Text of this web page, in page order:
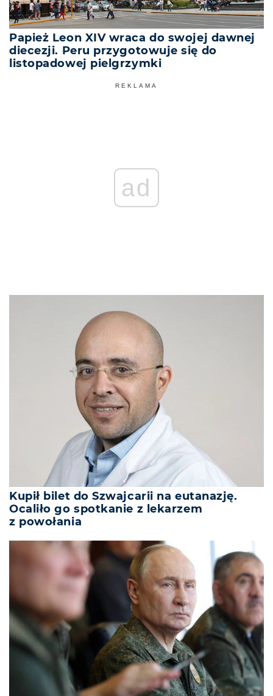
Papież Leon XIV wraca do swojej dawnej
diecezji. Peru przygotowuje się do
listopadowej pielgrzymki
REKLAMA
ad
Kupił bilet do Szwajcarii na eutanazję.
Ocaliło go spotkanie z lekarzem
z powołania